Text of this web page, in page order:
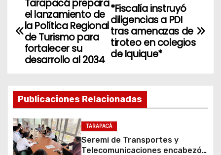
a
g
a
c
*Fiscalía instruyó
diligencias a PDI
tras amenazas de
tiroteo en colegios
de Iquique*
Tarapacá prepara
el lanzamiento de
la Política Regional
de Turismo para
fortalecer su
desarrollo al 2034
Publicaciones Relacionadas
TARAPACÁ
Seremi de Transportes y
Telecomunicaciones encabezó